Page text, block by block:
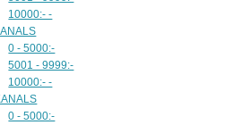
10000:- -
0 - 5000:-
5001 - 9999:-
10000:- -
0 - 5000:-